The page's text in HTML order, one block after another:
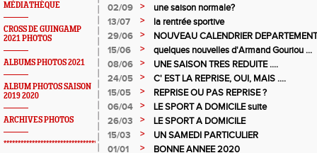
MÉDIATHÈQUE
CROSS DE GUINGAMP
2021 PHOTOS
ALBUMS PHOTOS 2021
ALBUM PHOTOS SAISON
2019 2020
ARCHIVES PHOTOS
*************************************************
02/09
>
une saison normale?
13/07
>
la rentrée sportive
29/06
>
NOUVEAU CALENDRIER
15/06
>
quelques nouvelles d'Armand Gouriou ...
08/06
>
UNE SAISON TRES REDUITE ....
24/05
>
C' EST LA REPRISE, OUI, MAIS ....
15/05
>
REPRISE OU PAS REPRISE ?
06/04
>
LE SPORT A DOMICILE suite
26/03
>
LE SPORT A DOMICILE
15/03
>
UN SAMEDI PARTICULIER
01/01
>
BONNE ANNEE 2020